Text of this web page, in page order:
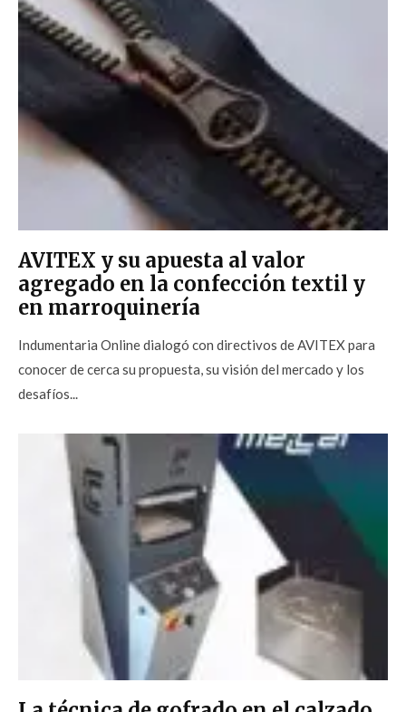
AVITEX y su apuesta al valor
agregado en la confección textil y
en marroquinería
Indumentaria Online dialogó con directivos de AVITEX para
conocer de cerca su propuesta, su visión del mercado y los
desafíos...